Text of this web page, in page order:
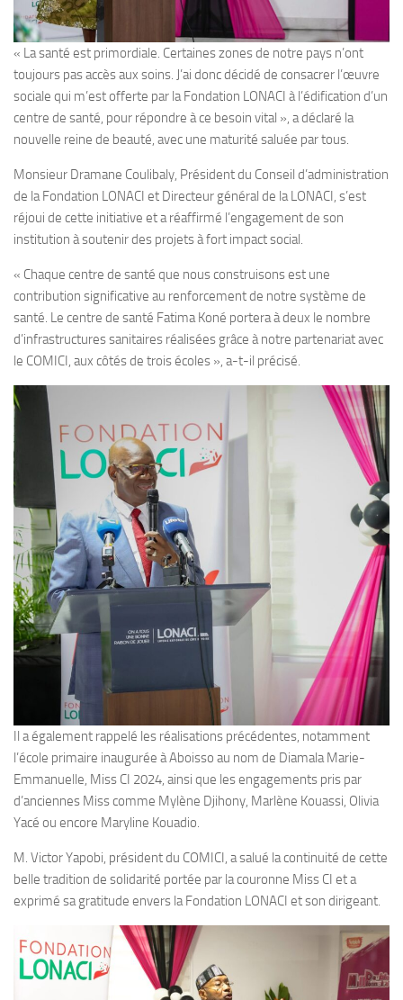
« La santé est primordiale. Certaines zones de notre pays n’ont
toujours pas accès aux soins. J’ai donc décidé de consacrer l’œuvre
sociale qui m’est offerte par la Fondation LONACI à l’édification d’un
centre de santé, pour répondre à ce besoin vital », a déclaré la
nouvelle reine de beauté, avec une maturité saluée par tous.
Monsieur Dramane Coulibaly, Président du Conseil d’administration
de la Fondation LONACI et Directeur général de la LONACI, s’est
réjoui de cette initiative et a réaffirmé l’engagement de son
institution à soutenir des projets à fort impact social.
« Chaque centre de santé que nous construisons est une
contribution significative au renforcement de notre système de
santé. Le centre de santé Fatima Koné portera à deux le nombre
d’infrastructures sanitaires réalisées grâce à notre partenariat avec
le COMICI, aux côtés de trois écoles », a-t-il précisé.
Il a également rappelé les réalisations précédentes, notamment
l’école primaire inaugurée à Aboisso au nom de Diamala Marie-
Emmanuelle, Miss CI 2024, ainsi que les engagements pris par
d’anciennes Miss comme Mylène Djihony, Marlène Kouassi, Olivia
Yacé ou encore Maryline Kouadio.
M. Victor Yapobi, président du COMICI, a salué la continuité de cette
belle tradition de solidarité portée par la couronne Miss CI et a
exprimé sa gratitude envers la Fondation LONACI et son dirigeant.